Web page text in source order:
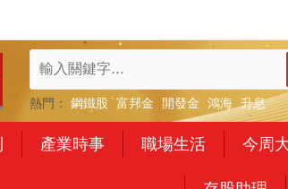
熱門： 鋼鐵股 富邦金 開發金 鴻海 升息
產業時事 職場生活 今周